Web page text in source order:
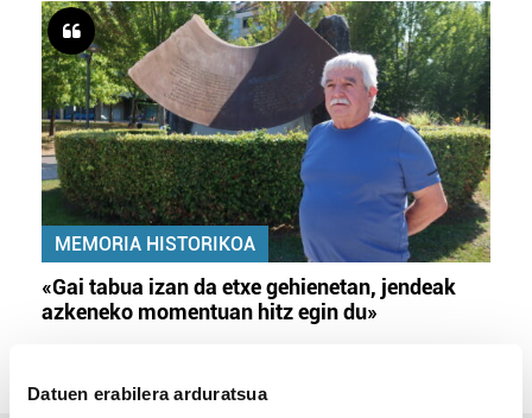
Datuen erabilera arduratsua
MEMORIA HISTORIKOA
«Gai tabua izan da etxe gehienetan, jendeak
azkeneko momentuan hitz egin du»